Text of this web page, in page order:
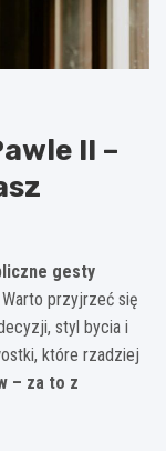
II –
gesty
Warto przyjrzeć się
styl bycia i
które rzadziej
– za to z